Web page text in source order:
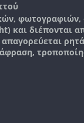
φωτογραφιών,
και διέπονται